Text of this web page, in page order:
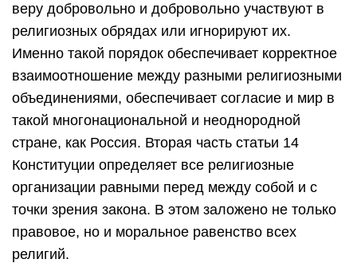
веру добровольно и добровольно участвуют в
религиозных обрядах или игнорируют их.
Именно такой порядок обеспечивает корректное
взаимоотношение между разными религиозными
объединениями, обеспечивает согласие и мир в
такой многонациональной и неоднородной
стране, как Россия. Вторая часть статьи 14
Конституции определяет все религиозные
организации равными перед между собой и с
точки зрения закона. В этом заложено не только
правовое, но и моральное равенство всех
религий.